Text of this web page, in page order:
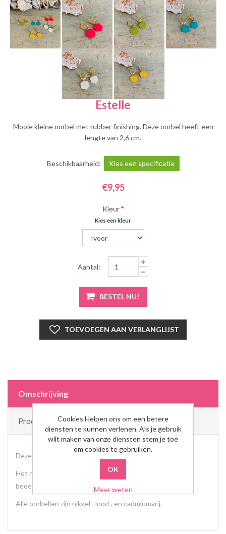
Estelle
Mooie kleine oorbel met rubber finishing. Deze oorbel heeft een
lengte van 2,6 cm.
Beschikbaarheid: Kies een specificatie
€9,95
Kleur*
Kies een kleur
Aantal:
Omschrijving
Product Tags
Deze oorbel heeft een lengte van 2,6 cm.
Het ringetje is van roestvrij staal en verkleurd niet. Het
bedeltje heeft een rubber coating.
Alle oorbellen zijn nikkel-, lood-, en cadmiumvrij.
Cookies Helpen ons om een betere
diensten te kunnen verlenen. Als je gebruik
wilt maken van onze diensten stem je toe
om cookies te gebruiken.
Meer weten